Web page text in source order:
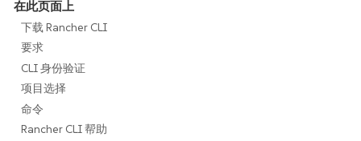
在此页面上
下载 Rancher CLI
要求
CLI 身份验证
项目选择
命令
Rancher CLI 帮助